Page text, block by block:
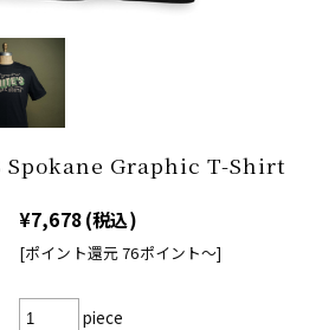
Spokane Graphic T-Shirt
¥7,678(税込)
[ポイント還元 76ポイント〜]
piece